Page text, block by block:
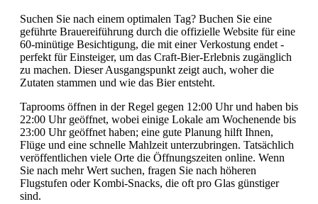
Suchen Sie nach einem optimalen Tag? Buchen Sie eine
geführte Brauereiführung durch die offizielle Website für eine
60-minütige Besichtigung, die mit einer Verkostung endet -
perfekt für Einsteiger, um das Craft-Bier-Erlebnis zugänglich
zu machen. Dieser Ausgangspunkt zeigt auch, woher die
Zutaten stammen und wie das Bier entsteht.
Taprooms öffnen in der Regel gegen 12:00 Uhr und haben bis
22:00 Uhr geöffnet, wobei einige Lokale am Wochenende bis
23:00 Uhr geöffnet haben; eine gute Planung hilft Ihnen,
Flüge und eine schnelle Mahlzeit unterzubringen. Tatsächlich
veröffentlichen viele Orte die Öffnungszeiten online. Wenn
Sie nach mehr Wert suchen, fragen Sie nach höheren
Flugstufen oder Kombi-Snacks, die oft pro Glas günstiger
sind.